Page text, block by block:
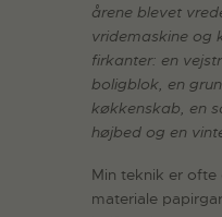
årene blevet
vridemaskine og
firkanter: en
boligblok, en
køkkenskab, en
højbed og en
Min teknik er
materiale